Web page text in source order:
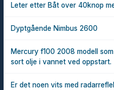
Leter etter Båt over 40knop
Dyptgående Nimbus 2600
Mercury f100 2008 modell
sort olje i vannet ved oppstart.
Er det noen vits med